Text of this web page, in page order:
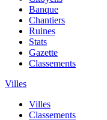
Banque
Chantiers
Ruines
Stats
Gazette
Classements
Villes
Villes
Classements